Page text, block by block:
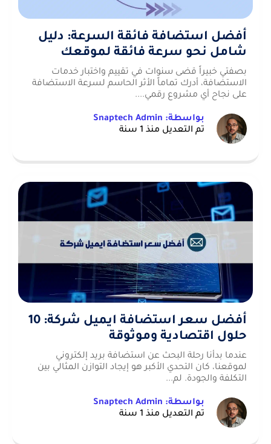
أفضل استضافة فائقة السرعة: دليل
شامل نحو سرعة فائقة لموقعك
بصفتي خبيراً قضى سنوات في تقييم واختبار خدمات
الاستضافة، أدرك تماماً الأثر الحاسم لسرعة الاستضافة
على نجاح أي مشروع رقمي....
بواسطة: Snaptech Admin
تم التعديل منذ 1 سنة
أفضل سعر استضافة ايميل شركة: 10
حلول اقتصادية وموثوقة
عندما بدأنا رحلة البحث عن استضافة بريد إلكتروني
لموقعنا، كان التحدي الأكبر هو إيجاد التوازن المثالي بين
التكلفة والجودة. لم...
بواسطة: Snaptech Admin
تم التعديل منذ 1 سنة